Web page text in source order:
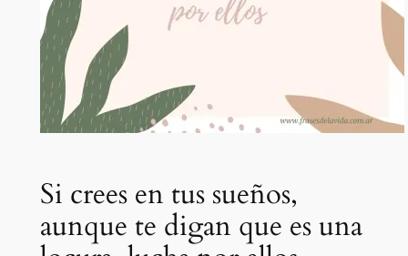
Si crees en tus sueños,
aunque te digan que es una